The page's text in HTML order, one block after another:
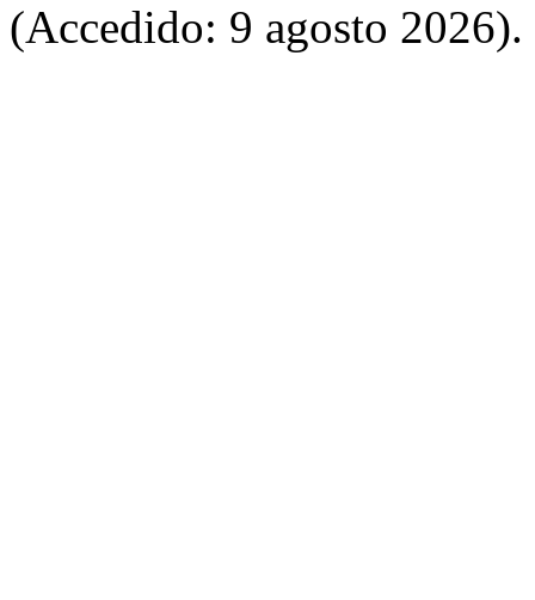
(Accedido: 9 agosto 2026).